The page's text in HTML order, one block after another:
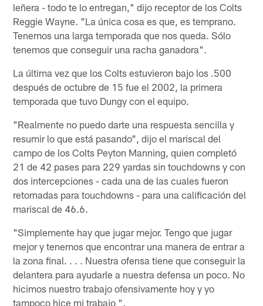
leñera - todo te lo entregan," dijo receptor de los Colts
Reggie Wayne. "La única cosa es que, es temprano.
Tenemos una larga temporada que nos queda. Sólo
tenemos que conseguir una racha ganadora".
La última vez que los Colts estuvieron bajo los .500
después de octubre de 15 fue el 2002, la primera
temporada que tuvo Dungy con el equipo.
"Realmente no puedo darte una respuesta sencilla y
resumir lo que está pasando", dijo el mariscal del
campo de los Colts Peyton Manning, quien completó
21 de 42 pases para 229 yardas sin touchdowns y con
dos intercepciones - cada una de las cuales fueron
retornadas para touchdowns - para una calificación del
mariscal de 46.6.
"Simplemente hay que jugar mejor. Tengo que jugar
mejor y tenemos que encontrar una manera de entrar a
la zona final. . . . Nuestra ofensa tiene que conseguir la
delantera para ayudarle a nuestra defensa un poco. No
hicimos nuestro trabajo ofensivamente hoy y yo
tampoco hice mi trabajo ".